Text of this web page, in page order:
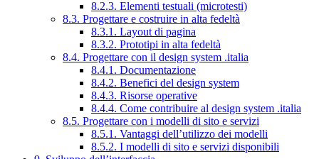
8.2.3. Elementi testuali (microtesti)
8.3. Progettare e costruire in alta fedeltà
8.3.1. Layout di pagina
8.3.2. Prototipi in alta fedeltà
8.4. Progettare con il design system .italia
8.4.1. Documentazione
8.4.2. Benefici del design system
8.4.3. Risorse operative
8.4.4. Come contribuire al design system .italia
8.5. Progettare con i modelli di sito e servizi
8.5.1. Vantaggi dell’utilizzo dei modelli
8.5.2. I modelli di sito e servizi disponibili